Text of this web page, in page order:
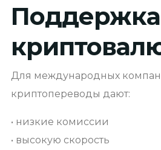
Поддержка
Для международных
криптопереводы дают:
• низкие комиссии
• высокую скорость